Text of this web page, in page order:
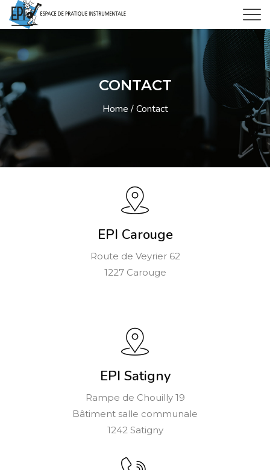
CONTACT
Home Contact
EPI Carouge
Route de Veyrier 62
1227 Carouge
EPI Satigny
Rampe de Chouilly 19
Bâtiment salle communale
1242 Satigny